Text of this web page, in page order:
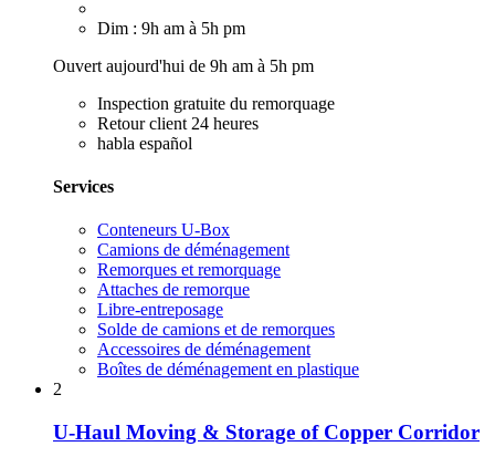
Dim : 9h am à 5h pm
Ouvert aujourd'hui de 9h am à 5h pm
Inspection gratuite du remorquage
Retour client 24 heures
habla español
Services
Conteneurs U-Box
Camions de déménagement
Remorques et remorquage
Attaches de remorque
Libre-entreposage
Solde de camions et de remorques
Accessoires de déménagement
Boîtes de déménagement en plastique
2
U-Haul Moving & Storage of Copper Corridor